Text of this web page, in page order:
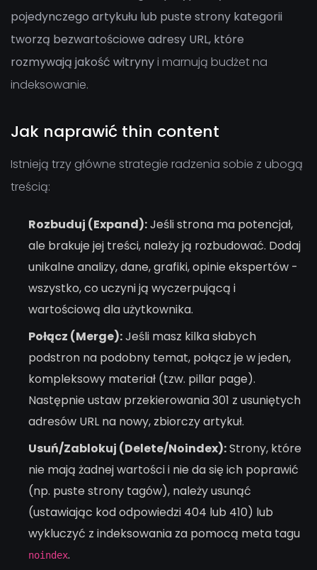
pojedynczego artykułu lub puste strony kategorii
tworzą bezwartościowe adresy URL, które
rozmywają jakość witrynyi marnują budżet na
indeksowanie.
Jak naprawić thin content
Istnieją trzy główne strategie radzenia sobie z ubogą
treścią:
Rozbuduj (Expand):Jeśli strona ma potencjał,
ale brakuje jej treści, należy ją rozbudować. Dodaj
unikalne analizy, dane, grafiki, opinie ekspertów -
wszystko, co uczyni ją wyczerpującą i
wartościową dla użytkownika.
Połącz (Merge):Jeśli masz kilka słabych
podstron na podobny temat, połącz je w jeden,
kompleksowy materiał (tzw. pillar page).
Następnie ustaw przekierowania 301 z usuniętych
adresów URL na nowy, zbiorczy artykuł.
Usuń/Zablokuj (Delete/Noindex):Strony, które
nie mają żadnej wartości i nie da się ich poprawić
(np. puste strony tagów), należy usunąć
(ustawiając kod odpowiedzi 404 lub 410) lub
wykluczyć z indeksowania za pomocą meta tagu
noindex.